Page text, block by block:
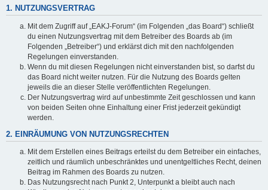
1. NUTZUNGSVERTRAG
Mit dem Zugriff auf „EAKJ-Forum“ (im Folgenden „das Board“) schließt
du einen Nutzungsvertrag mit dem Betreiber des Boards ab (im
Folgenden „Betreiber“) und erklärst dich mit den nachfolgenden
Regelungen einverstanden.
Wenn du mit diesen Regelungen nicht einverstanden bist, so darfst du
das Board nicht weiter nutzen. Für die Nutzung des Boards gelten
jeweils die an dieser Stelle veröffentlichten Regelungen.
Der Nutzungsvertrag wird auf unbestimmte Zeit geschlossen und kann
von beiden Seiten ohne Einhaltung einer Frist jederzeit gekündigt
werden.
2. EINRÄUMUNG VON NUTZUNGSRECHTEN
Mit dem Erstellen eines Beitrags erteilst du dem Betreiber ein einfaches,
zeitlich und räumlich unbeschränktes und unentgeltliches Recht, deinen
Beitrag im Rahmen des Boards zu nutzen.
Das Nutzungsrecht nach Punkt 2, Unterpunkt a bleibt auch nach